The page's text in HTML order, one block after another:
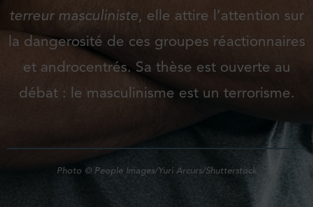
terreur masculiniste, elle attire l’attention sur
la dangerosité de ces groupes réactionnaires
et androcentrés. Sa thèse est ouverte au
débat : le masculinisme est un terrorisme.
Photo © People Images/Yuri Arcurs/Shutterstock